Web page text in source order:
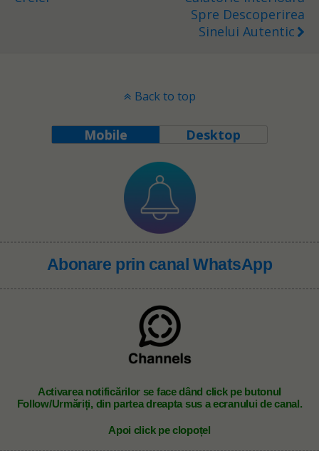
Spre Descoperirea
Sinelui Autentic
Back to top
Mobile Desktop
Abonare prin canal WhatsApp
Activarea notificărilor se face dând click pe butonul
Follow/Urmăriți, din partea dreapta sus a ecranului de canal.
Apoi click pe clopoțel